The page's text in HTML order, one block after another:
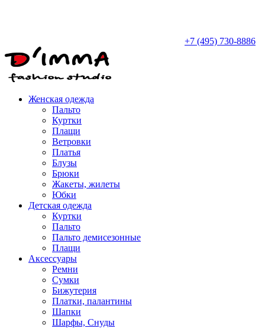
+7 (495) 730-8886
Женская одежда
Пальто
Куртки
Плащи
Ветровки
Платья
Блузы
Брюки
Жакеты, жилеты
Юбки
Детская одежда
Куртки
Пальто
Пальто демисезонные
Плащи
Аксессуары
Ремни
Сумки
Бижутерия
Платки, палантины
Шапки
Шарфы, Снуды